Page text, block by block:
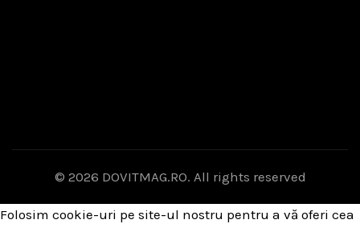
© 2026 DOVITMAG.RO. All rights reserved
Folosim cookie-uri pe site-ul nostru pentru a vă oferi cea